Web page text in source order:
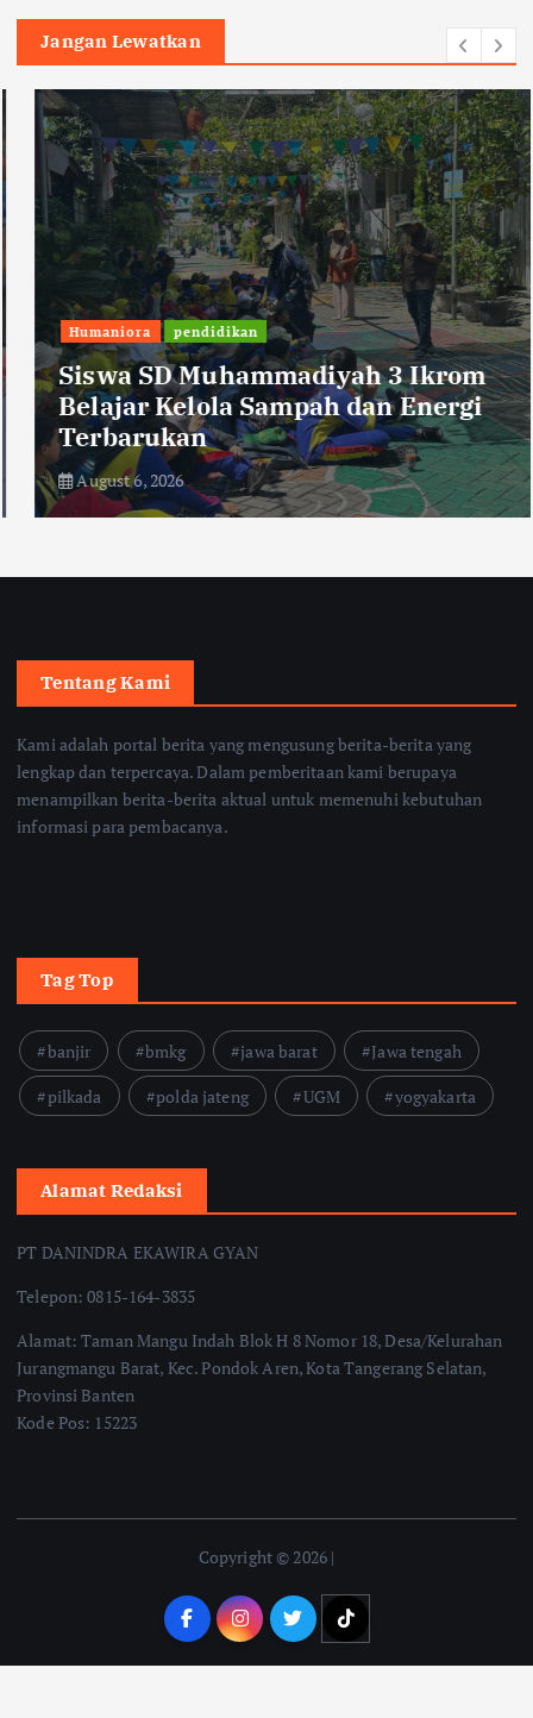
Jangan Lewatkan
Humaniora pendidikan
Siswa SD Muhammadiyah 3 Ikrom
Belajar Kelola Sampah dan Energi
Terbarukan
August 6, 2026
Tentang Kami
Kami adalah portal berita yang mengusung berita-berita yang
lengkap dan terpercaya. Dalam pemberitaan kami berupaya
menampilkan berita-berita aktual untuk memenuhi kebutuhan
informasi para pembacanya.
Tag Top
banjir bmkg jawa barat
Jawa tengah
pilkada
polda jateng UGM yogyakarta
Alamat Redaksi
PT DANINDRA EKAWIRA GYAN
Telepon: 0815-164-3835
Alamat: Taman Mangu Indah Blok H 8 Nomor 18, Desa/Kelurahan
Jurangmangu Barat, Kec. Pondok Aren, Kota Tangerang Selatan,
Provinsi Banten
Kode Pos: 15223
Copyright © 2026 |